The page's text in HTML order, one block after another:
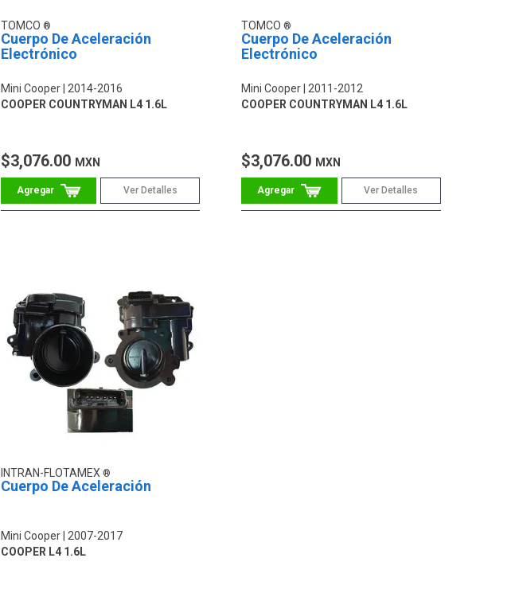
TOMCO
Cuerpo De Aceleración
Electrónico
Mini Cooper 2014-2016
COOPER COUNTRYMAN L4 1.6L
$3,076.00 MXN
Ver Detalles
TOMCO
Cuerpo De Aceleración
Electrónico
Mini Cooper 2011-2012
COOPER COUNTRYMAN L4 1.6L
$3,076.00 MXN
Ver Detalles
INTRAN-FLOTAMEX
Cuerpo De Aceleración
Mini Cooper
2007-2017
COOPER L4 1.6L